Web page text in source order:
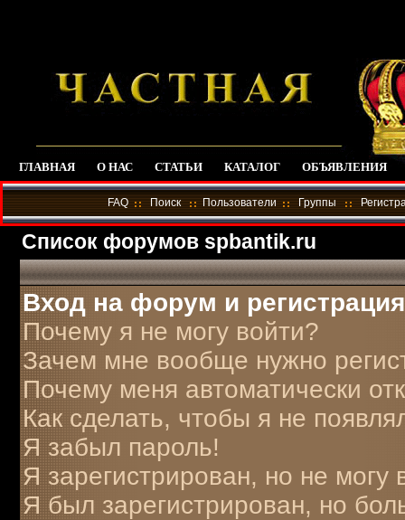
ГЛАВНАЯ О НАС СТАТЬИ КАТАЛОГ ОБЪЯВЛЕНИЯ
FAQ Поиск Пользователи Группы
Список форумов spbantik.ru
Вход на форум и регистрация
Почему я не могу войти?
Зачем мне вообще нужно
Почему меня автоматически
Как сделать, чтобы я не
Я забыл пароль!
Я зарегистрирован, но не могу
Я был зарегистрирован, но